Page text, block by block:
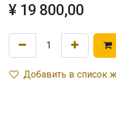
¥ 19 800,00
Добавить в список